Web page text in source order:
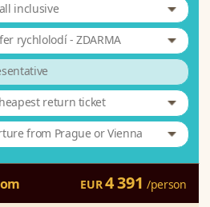
inclusive
rychlolodí - ZDARMA
return ticket
from Prague or Vienna
EUR4 391 /person